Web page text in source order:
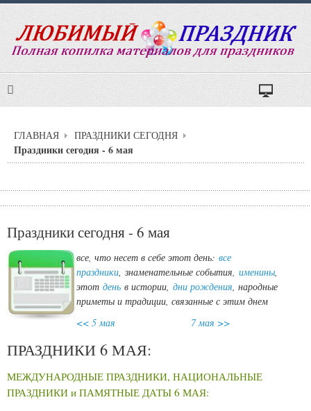
ГЛАВНАЯ ПРАЗДНИКИ СЕГОДНЯ
Праздники сегодня - 6 мая
Праздники сегодня - 6 мая
все, что несет в себе этот день: все
праздники, знаменательные события, именины,
этот день в истории, дни рождения, народные
приметы и традиции, связанные с этим днем
<< 5 мая
7 мая >>
ПРАЗДНИКИ 6 МАЯ:
МЕЖДУНАРОДНЫЕ ПРАЗДНИКИ, НАЦИОНАЛЬНЫЕ
ПРАЗДНИКИ и ПАМЯТНЫЕ ДАТЫ 6 МАЯ: